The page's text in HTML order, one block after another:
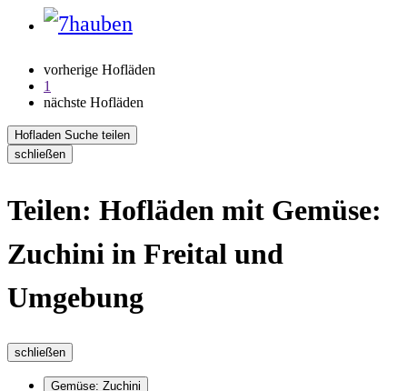
vorherige Hofläden
1
nächste Hofläden
Hofladen Suche teilen
schließen
Teilen: Hofläden mit Gemüse:
Zuchini in Freital und
Umgebung
schließen
Gemüse: Zuchini